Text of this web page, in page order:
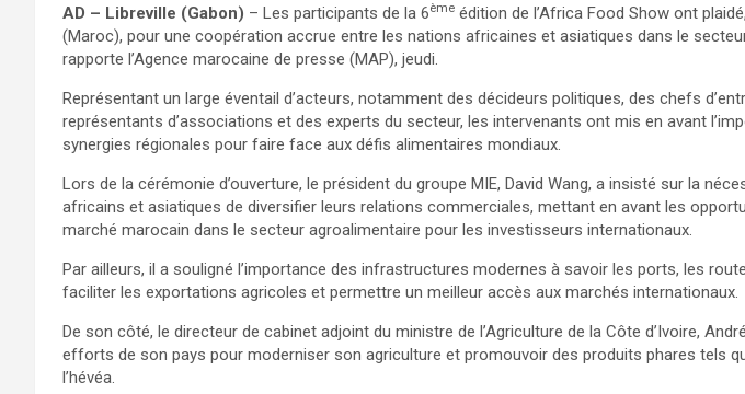
AD – Libreville (Gabon) – Les participants de la 6ème édition de l’Africa Food Show ont
(Maroc), pour une coopération accrue entre les nations africaines et asiatiques dans le
rapporte l’Agence marocaine de presse (MAP), jeudi.
Représentant un large éventail d’acteurs, notamment des décideurs politiques, des chefs
représentants d’associations et des experts du secteur, les intervenants ont mis en avant
synergies régionales pour faire face aux défis alimentaires mondiaux.
Lors de la cérémonie d’ouverture, le président du groupe MIE, David Wang, a insisté sur la
africains et asiatiques de diversifier leurs relations commerciales, mettant en avant les
marché marocain dans le secteur agroalimentaire pour les investisseurs internationaux.
Par ailleurs, il a souligné l’importance des infrastructures modernes à savoir les ports, les
faciliter les exportations agricoles et permettre un meilleur accès aux marchés internationaux.
De son côté, le directeur de cabinet adjoint du ministre de l’Agriculture de la Côte d’Ivoire,
efforts de son pays pour moderniser son agriculture et promouvoir des produits phares tels
l’hévéa.